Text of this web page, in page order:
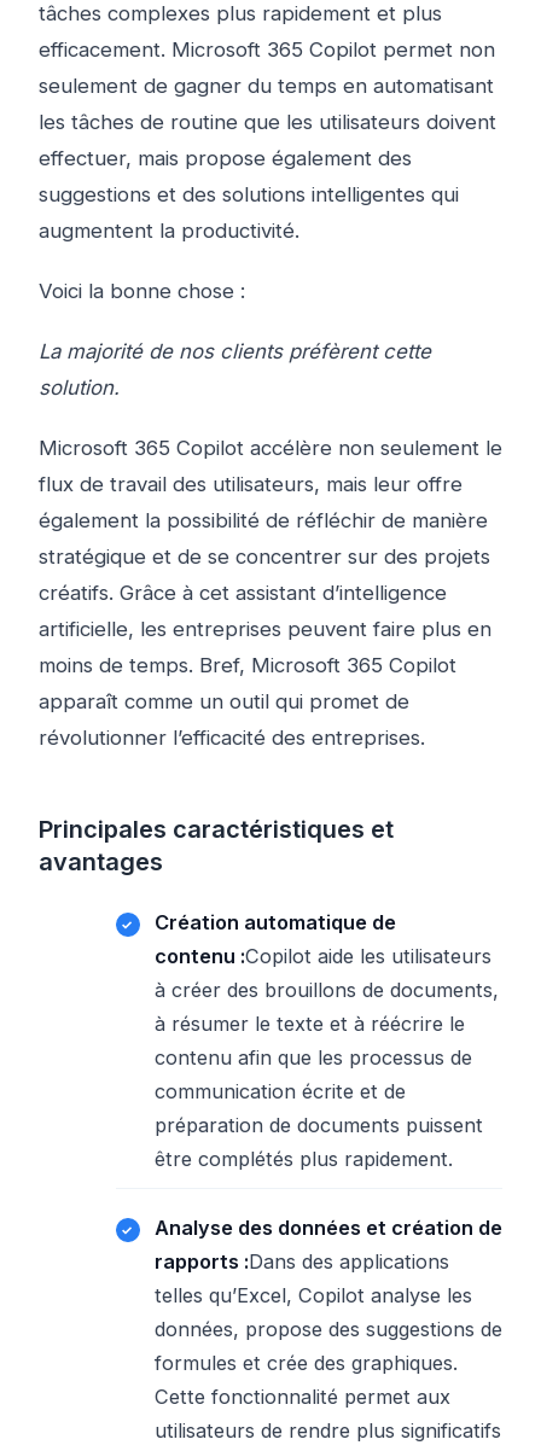
tâches complexes plus rapidement et plus
efficacement. Microsoft 365 Copilot permet non
seulement de gagner du temps en automatisant
les tâches de routine que les utilisateurs doivent
effectuer, mais propose également des
suggestions et des solutions intelligentes qui
augmentent la productivité.
Voici la bonne chose :
La majorité de nos clients préfèrent cette
solution.
Microsoft 365 Copilot accélère non seulement le
flux de travail des utilisateurs, mais leur offre
également la possibilité de réfléchir de manière
stratégique et de se concentrer sur des projets
créatifs. Grâce à cet assistant d’intelligence
artificielle, les entreprises peuvent faire plus en
moins de temps. Bref, Microsoft 365 Copilot
apparaît comme un outil qui promet de
révolutionner l’efficacité des entreprises.
Principales caractéristiques et
avantages
Création automatique de
contenu :Copilot aide les utilisateurs
à créer des brouillons de documents,
à résumer le texte et à réécrire le
contenu afin que les processus de
communication écrite et de
préparation de documents puissent
être complétés plus rapidement.
Analyse des données et création de
rapports :Dans des applications
telles qu’Excel, Copilot analyse les
données, propose des suggestions de
formules et crée des graphiques.
Cette fonctionnalité permet aux
utilisateurs de rendre plus significatifs